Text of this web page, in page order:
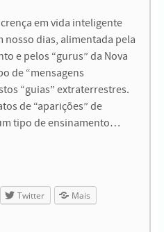
crença em vida inteligente
nosso dias, alimentada pela
e pelos “gurus” da Nova
de “mensagens
“guias” extraterrestres.
de “aparições” de
tipo de ensinamento…
Twitter Mais